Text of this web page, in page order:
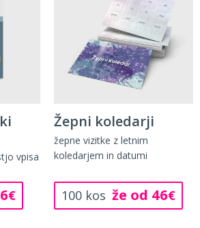
vpisa
€
Žepni koledarji
žepne vizitke z letnim
koledarjem in datumi
100 kos že od 46€